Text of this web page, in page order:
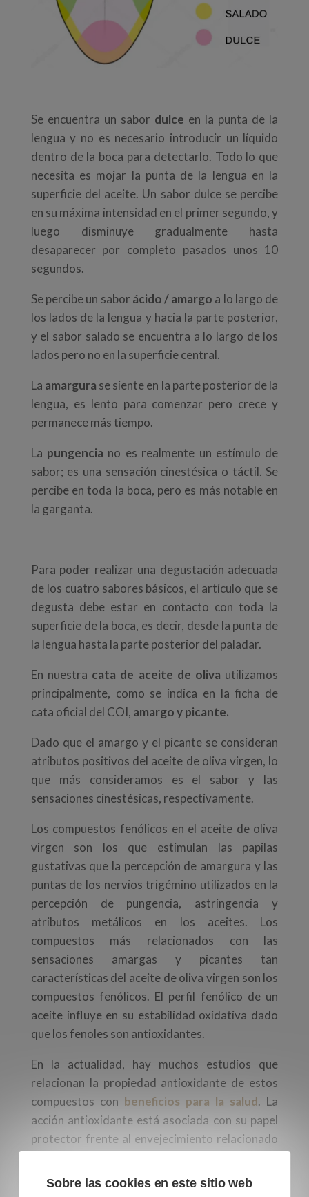
Se encuentra un sabor dulce en la punta de la
lengua y no es necesario introducir un líquido
dentro de la boca para detectarlo. Todo lo que
necesita es mojar la punta de la lengua en la
superficie del aceite. Un sabor dulce se percibe
en su máxima intensidad en el primer segundo, y
luego disminuye gradualmente hasta
desaparecer por completo pasados ​​unos 10
segundos.
Se percibe un sabor ácido / amargo a lo largo de
los lados de la lengua y hacia la parte posterior,
y el sabor salado se encuentra a lo largo de los
lados pero no en la superficie central.
La amargura se siente en la parte posterior de la
lengua, es lento para comenzar pero crece y
permanece más tiempo.
La pungencia no es realmente un estímulo de
sabor; es una sensación cinestésica o táctil. Se
percibe en toda la boca, pero es más notable en
la garganta.
Para poder realizar una degustación adecuada
de los cuatro sabores básicos, el artículo que se
degusta debe estar en contacto con toda la
superficie de la boca, es decir, desde la punta de
la lengua hasta la parte posterior del paladar.
En nuestra cata de aceite de oliva utilizamos
principalmente, como se indica en la ficha de
cata oficial del COI, amargo y picante.
Dado que el amargo y el picante se consideran
atributos positivos del aceite de oliva virgen, lo
que más consideramos es el sabor y las
sensaciones cinestésicas, respectivamente.
Los compuestos fenólicos en el aceite de oliva
virgen son los que estimulan las papilas
gustativas que la percepción de amargura y las
puntas de los nervios trigémino utilizados en la
percepción de pungencia, astringencia y
atributos metálicos en los aceites. Los
compuestos más relacionados con las
sensaciones amargas y picantes tan
características del aceite de oliva virgen son los
compuestos fenólicos. El perfil fenólico de un
aceite influye en su estabilidad oxidativa dado
que los fenoles son antioxidantes.
En la actualidad, hay muchos estudios que
relacionan la propiedad antioxidante de estos
compuestos con beneficios para la salud. La
acción antioxidante está asociada con su papel
protector frente al envejecimiento relacionado
Sobre las cookies en este sitio web